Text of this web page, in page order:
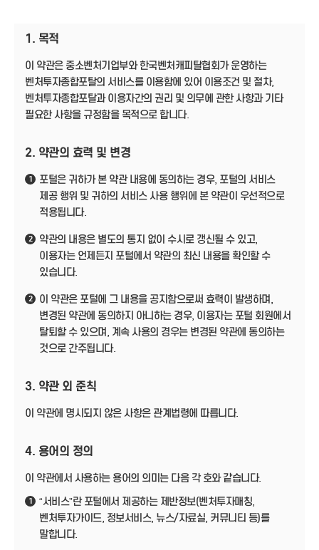
1. 목적
이 약관은 중소벤처기업부와 한국벤처캐피탈협회가 운영하는
벤처투자종합포탈의 서비스를 이용함에 있어 이용조건 및 절차,
벤처투자종합포탈과 이용자간의 권리 및 의무에 관한 사항과 기타
필요한 사항을 규정함을 목적으로 합니다.
2. 약관의 효력 및 변경
1
포털은 귀하가 본 약관 내용에 동의하는 경우, 포털의 서비스
제공 행위 및 귀하의 서비스 사용 행위에 본 약관이 우선적으로
적용됩니다.
2
약관의 내용은 별도의 통지 없이 수시로 갱신될 수 있고,
이용자는 언제든지 포털에서 약관의 최신 내용을 확인할 수
있습니다.
2
이 약관은 포털에 그 내용을 공지함으로써 효력이 발생하며,
변경된 약관에 동의하지 아니하는 경우, 이용자는 포털 회원에서
탈퇴할 수 있으며, 계속 사용의 경우는 변경된 약관에 동의하는
것으로 간주됩니다.
3. 약관 외 준칙
이 약관에 명시되지 않은 사항은 관계법령에 따릅니다.
4. 용어의 정의
이 약관에서 사용하는 용어의 의미는 다음 각 호와 같습니다.
1
“서비스”란 포털에서 제공하는 제반정보(벤처투자매칭,
벤처투자가이드, 정보서비스, 뉴스/자료실, 커뮤니티 등)를
말합니다.